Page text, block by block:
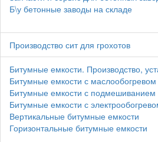
Б\у бетонные заводы на складе
Производство сит для грохотов
Битумные емкости. Производство,
Битумные емкости с маслообогревом
Битумные емкости с подмешиванием
Битумные емкости с
Вертикальные битумные емкости
Горизонтальные битумные емкости